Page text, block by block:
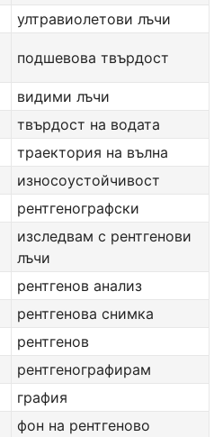
ултравиолетови лъчи
подшевова твърдост
видими лъчи
твърдост на водата
траектория на вълна
износоустойчивост
рентгенографски
изследвам с рентгенови
лъчи
рентгенов анализ
рентгенова снимка
рентгенов
рентгенографирам
графия
фон на рентгеново